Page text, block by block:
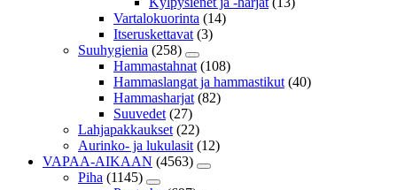
Vartalokuorinta (14)
Itseruskettavat (3)
Suuhygienia (258)
Hammastahnat (108)
Hammaslangat ja hammastikut (40)
Hammasharjat (82)
Suuvedet (27)
Lahjapakkaukset (22)
Aurinko- ja lukulasit (12)
VAPAA-AIKAAN (4563)
Piha (1145)